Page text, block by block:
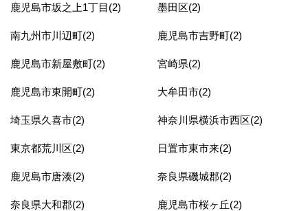
鹿児島市坂之上1丁目(2) 墨田区(2)
南九州市川辺町(2) 鹿児島市吉野町(2)
鹿児島市新屋敷町(2) 宮崎県(2)
鹿児島市東開町(2) 大牟田市(2)
埼玉県久喜市(2) 神奈川県横浜市西区(2)
東京都荒川区(2) 日置市東市来(2)
鹿児島市唐湊(2) 奈良県磯城郡(2)
奈良県大和郡(2) 鹿児島市桜ヶ丘(2)